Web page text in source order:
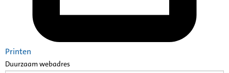
Printen
Duurzaam webadres